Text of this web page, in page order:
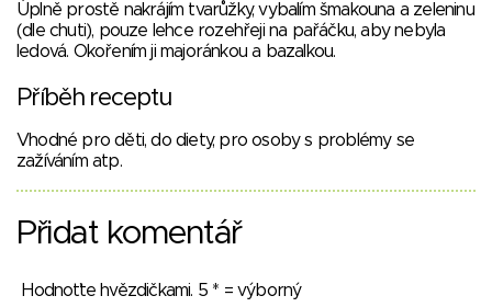
Úplně prostě nakrájím tvarůžky, vybalím šmakouna a zeleninu
(dle chuti), pouze lehce rozehřeji na pařáčku, aby nebyla
ledová. Okořením ji majoránkou a bazalkou.
Příběh receptu
Vhodné pro děti, do diety, pro osoby s problémy se
zažíváním atp.
Přidat komentář
Hodnoťte hvězdičkami. 5 * = výborný